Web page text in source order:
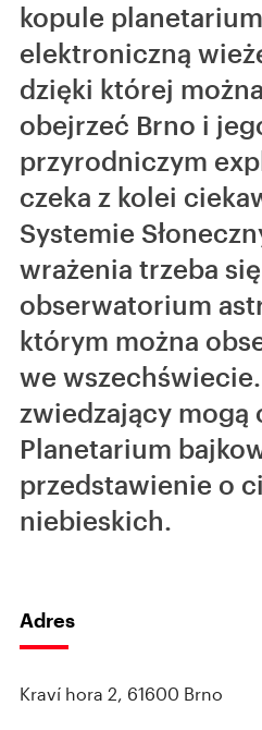
kopule
elektroniczną
dzięki której
obejrzeć Brno i
przyrodniczym
czeka z kolei
Systemie
wrażenia trzeba
obserwatorium
którym można
we wszechświecie.
zwiedzający mogą
Planetarium
przedstawienie o
niebieskich.
Adres
Kraví hora 2, 61600 Brno